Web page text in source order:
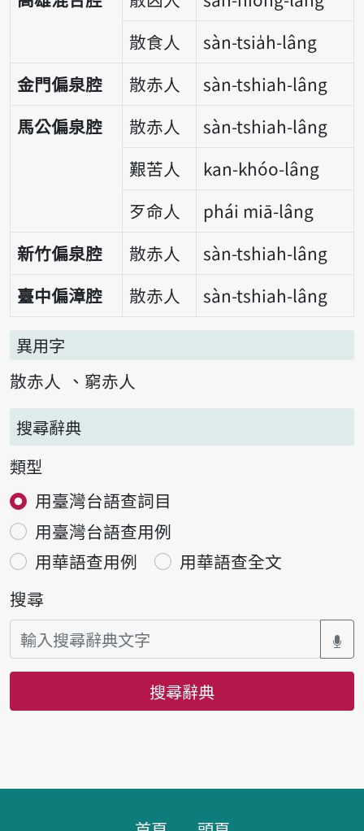
散食人
sàn-tsia̍h-lâng
金門偏泉腔
散赤人
sàn-tshiah-lâng
馬公偏泉腔
散赤人
sàn-tshiah-lâng
艱苦人
kan-khóo-lâng
歹命人
phái miā-lâng
新竹偏泉腔
散赤人
sàn-tshiah-lâng
臺中偏漳腔
散赤人 sàn-tshiah-lâng
異用字
散赤人
窮赤人
搜尋辭典
類型
用臺灣台語查詞目
用臺灣台語查用例
用華語查用例
用華語查全文
搜尋
搜尋辭典